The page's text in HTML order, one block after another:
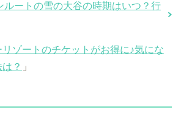
ルートの雪の大谷の時期はいつ？行
ゾートのチケットがお得に♪気にな
？ 」